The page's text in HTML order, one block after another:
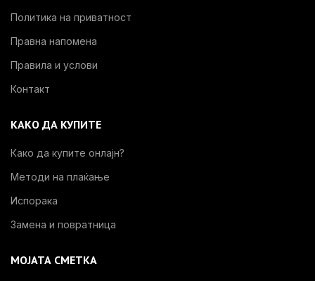
Политика на приватност
Правна напомена
Правила и услови
Контакт
КАКО ДА КУПИТЕ
Како да купите онлајн?
Методи на плаќање
Испорака
Замена и повратница
МОЈАТА СМЕТКА